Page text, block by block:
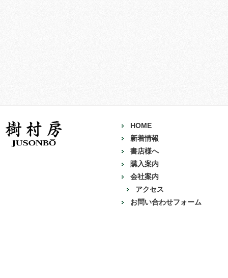
HOME
新着情報
書店様へ
購入案内
会社案内
アクセス
お問い合わせフォーム